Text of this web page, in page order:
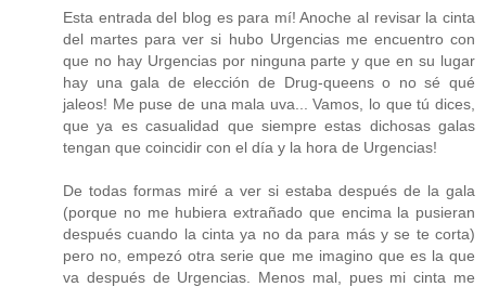
Esta entrada del blog es para mí! Anoche al revisar la cinta
del martes para ver si hubo Urgencias me encuentro con
que no hay Urgencias por ninguna parte y que en su lugar
hay una gala de elección de Drug-queens o no sé qué
jaleos! Me puse de una mala uva... Vamos, lo que tú dices,
que ya es casualidad que siempre estas dichosas galas
tengan que coincidir con el día y la hora de Urgencias!
De todas formas miré a ver si estaba después de la gala
(porque no me hubiera extrañado que encima la pusieran
después cuando la cinta ya no da para más y se te corta)
pero no, empezó otra serie que me imagino que es la que
va después de Urgencias. Menos mal, pues mi cinta me